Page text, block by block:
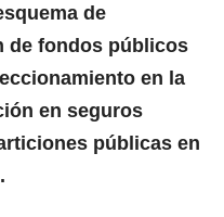
de
de fondos públicos
en la
en seguros
públicas en